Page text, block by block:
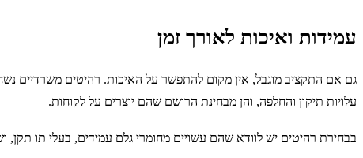
עמידות ואיכות לאורך זמן
גם אם התקציב מוגבל, אין מקום להתפשר על האיכות. רהיטים משרדיים
עלויות תיקון והחלפה, והן מבחינת הרושם שהם יוצרים על לקוחות.
בבחירת רהיטים יש לוודא שהם עשויים מחומרי גלם עמידים, בעלי תו